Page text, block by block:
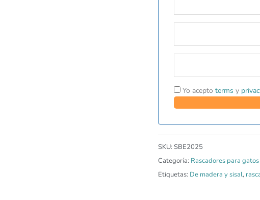
Yo acepto terms y
SKU: SBE2025
Categoría: Rascadores para gatos
Etiquetas: De madera y sisal,